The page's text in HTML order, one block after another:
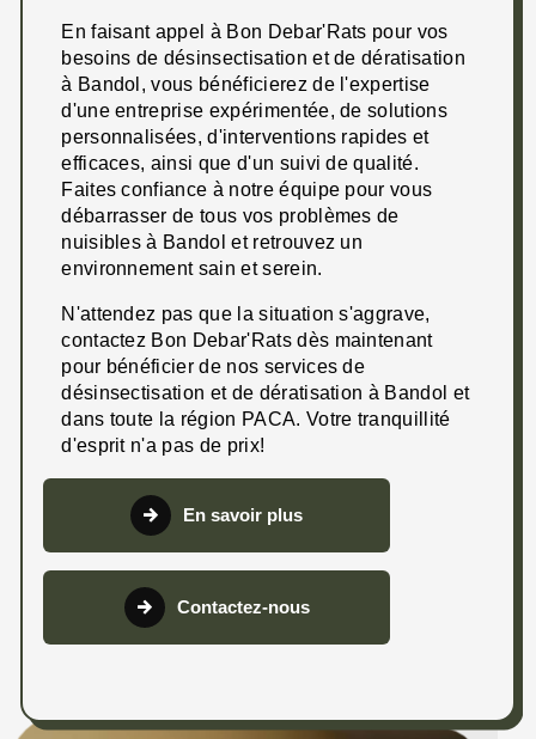
En faisant appel à Bon Debar'Rats pour vos
besoins de désinsectisation et de dératisation
à Bandol, vous bénéficierez de l'expertise
d'une entreprise expérimentée, de solutions
personnalisées, d'interventions rapides et
efficaces, ainsi que d'un suivi de qualité.
Faites confiance à notre équipe pour vous
débarrasser de tous vos problèmes de
nuisibles à Bandol et retrouvez un
environnement sain et serein.
N'attendez pas que la situation s'aggrave,
contactez Bon Debar'Rats dès maintenant
pour bénéficier de nos services de
désinsectisation et de dératisation à Bandol et
dans toute la région PACA. Votre tranquillité
d'esprit n'a pas de prix!
En savoir plus
Contactez-nous